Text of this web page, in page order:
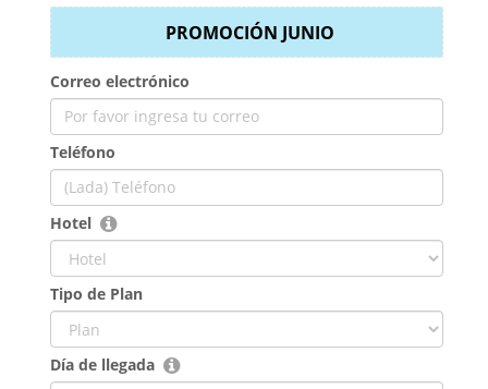
PROMOCIÓN JUNIO
Correo electrónico
Teléfono
Hotel
Tipo de Plan
Día de llegada